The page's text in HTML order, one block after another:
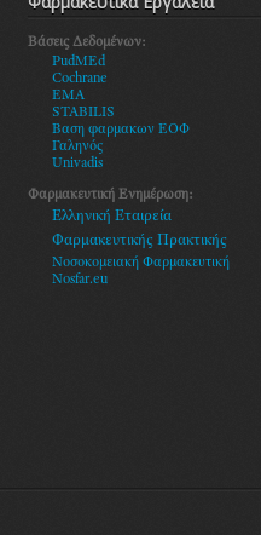
Βάσεις Δεδομένων:
PudMEd
Cochrane
EMA
STABILIS
Βαση φαρμακων ΕΟΦ
Γαληνός
Univadis
Φαρμακευτική Ενημέρωση:
Ελληνική Εταιρεία
Φαρμακευτικής Πρακτικής
Νοσοκομειακή Φαρμακευτική
Nosfar.eu